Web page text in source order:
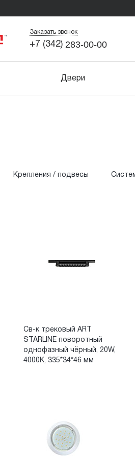
Заказать звонок
+7 (342) 283-00-00
Двери
Крепления / подвесы
Св-к трековый ART
STARLINE поворотный
однофазный чёрный, 20W,
4000К, 335*34*46 мм